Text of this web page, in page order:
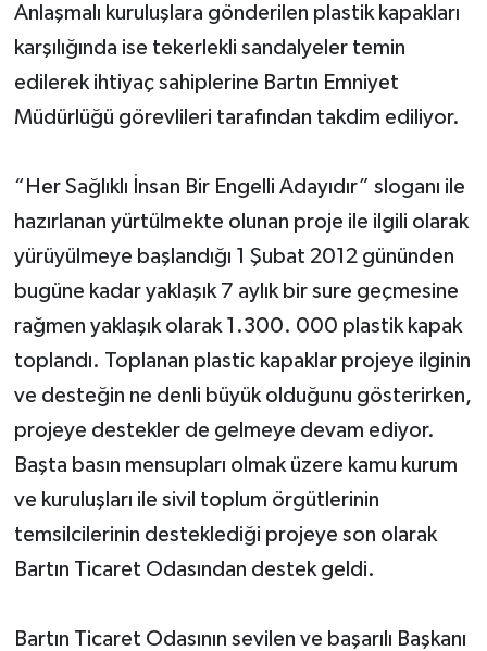
Anlaşmalı kuruluşlara gönderilen plastik kapakları
karşılığında ise tekerlekli sandalyeler temin
edilerek ihtiyaç sahiplerine Bartın Emniyet
Müdürlüğü görevlileri tarafından takdim ediliyor.
“Her Sağlıklı İnsan Bir Engelli Adayıdır” sloganı ile
hazırlanan yürtülmekte olunan proje ile ilgili olarak
yürüyülmeye başlandığı 1 Şubat 2012 gününden
bugüne kadar yaklaşık 7 aylık bir sure geçmesine
rağmen yaklaşık olarak 1.300. 000 plastik kapak
toplandı. Toplanan plastic kapaklar projeye ilginin
ve desteğin ne denli büyük olduğunu gösterirken,
projeye destekler de gelmeye devam ediyor.
Başta basın mensupları olmak üzere kamu kurum
ve kuruluşları ile sivil toplum örgütlerinin
temsilcilerinin desteklediği projeye son olarak
Bartın Ticaret Odasından destek geldi.
Bartın Ticaret Odasının sevilen ve başarılı Başkanı